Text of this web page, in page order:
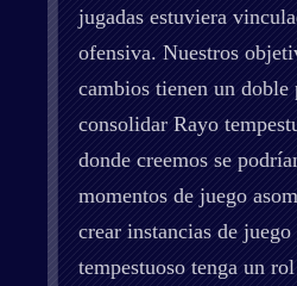
jugadas estuviera
ofensiva. Nuestros
cambios tienen un doble
consolidar Rayo
donde creemos se
momentos de juego
crear instancias de
tempestuoso tenga un